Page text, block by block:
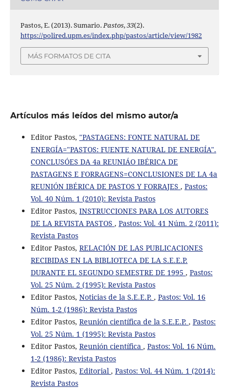
Pastos, E. (2013). Sumario.Pastos,33(2).
https://polired.upm.es/index.php/pastos/article/view/1982
MÁS FORMATOS DE CITA
Artículos más leídos del mismo autor/a
Editor Pastos, "PASTAGENS: FONTE NATURAL DE
ENERGÍA="PASTOS: FUENTE NATURAL DE ENERGÍA".
CONCLUSÓES DA 4a REUNIÁO IBÉRICA DE
PASTAGENS E FORRAGENS=CONCLUSIONES DE LA 4a
REUNIÓN IBÉRICA DE PASTOS Y FORRAJES , Pastos:
Vol. 40 Núm. 1 (2010): Revista Pastos
Editor Pastos, INSTRUCCIONES PARA LOS AUTORES
DE LA REVISTA PASTOS , Pastos: Vol. 41 Núm. 2 (2011):
Revista Pastos
Editor Pastos, RELACIÓN DE LAS PUBLICACIONES
RECIBIDAS EN LA BIBLIOTECA DE LA S.E.E.P.
DURANTE EL SEGUNDO SEMESTRE DE 1995 , Pastos:
Vol. 25 Núm. 2 (1995): Revista Pastos
Editor Pastos, Noticias de la S.E.E.P. , Pastos: Vol. 16
Núm. 1-2 (1986): Revista Pastos
Editor Pastos, Reunión científica de la S.E.E.P. , Pastos:
Vol. 25 Núm. 1 (1995): Revista Pastos
Editor Pastos, Reunión científica , Pastos: Vol. 16 Núm.
1-2 (1986): Revista Pastos
Editor Pastos, Editorial , Pastos: Vol. 44 Núm. 1 (2014):
Revista Pastos